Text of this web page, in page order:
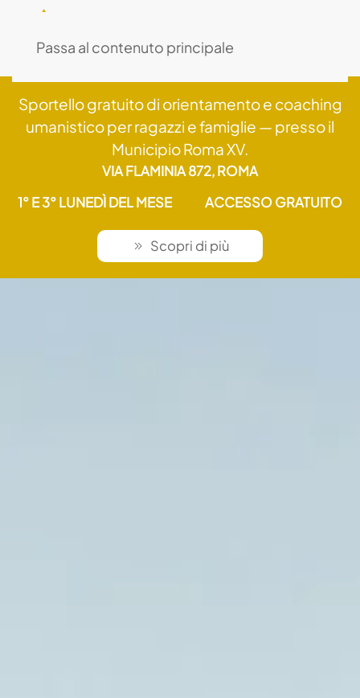
Passa al contenuto principale
Sportello gratuito di orientamento e coaching
umanistico per ragazzi e famiglie — presso il
Municipio Roma XV.
VIA FLAMINIA 872, ROMA
1° E 3° LUNEDÌ DEL MESE
ACCESSO GRATUITO
Scopri di più